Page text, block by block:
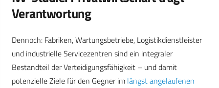
Verantwortung
Dennoch: Fabriken, Wartungsbetriebe, Logistikdienstleister
und industrielle Servicezentren sind ein integraler
Bestandteil der Verteidigungsfähigkeit – und damit
potenzielle Ziele für den Gegner im längst angelaufenen